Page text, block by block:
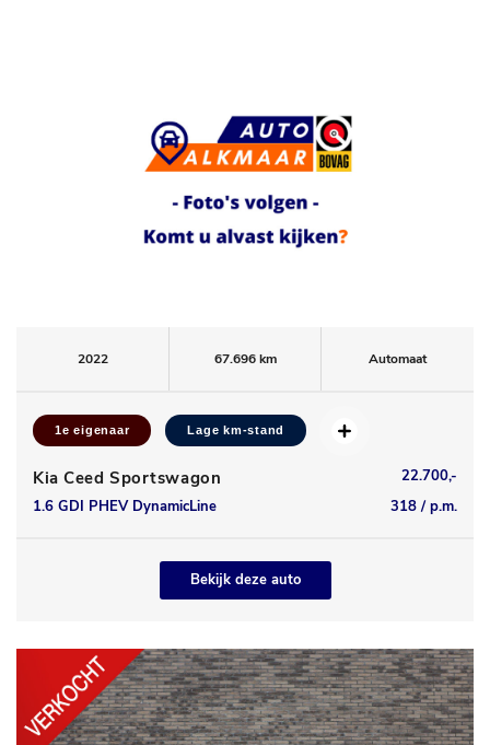
2022 67.696 km Automaat
1e eigenaar Lage km-stand
Kia Ceed Sportswagon
22.700,-
1.6 GDI PHEV DynamicLine
318 / p.m.
Bekijk deze auto